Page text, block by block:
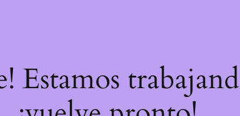
Estamos